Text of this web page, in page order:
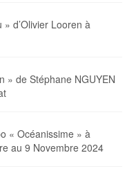
d’Olivier Looren à
» de Stéphane NGUYEN
« Océanissime » à
au 9 Novembre 2024